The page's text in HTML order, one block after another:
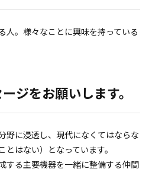
人。様々なことに興味を持っている
ジをお願いします。
野に浸透し、現代になくてはならな
はない）となっています。
する主要機器を一緒に整備する仲間